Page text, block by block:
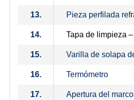
13. Pieza perfilada
14. Tapa de limpieza
15. Varilla de solapa
16. Termómetro
17. Apertura del marco